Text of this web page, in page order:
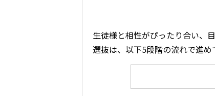
生徒様と相性がぴったり合い、
選抜は、以下5段階の流れで進め